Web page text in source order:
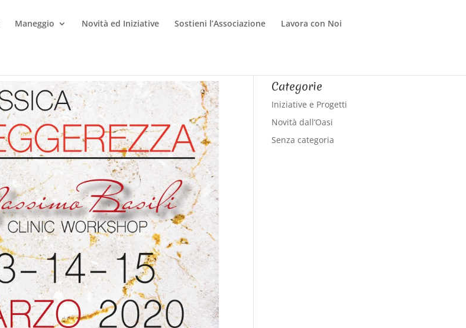
Maneggio Novità ed Iniziative Sostieni l’Associazione Lavora con Noi
Categorie
Iniziative e Progetti
Novità dall’Oasi
Senza categoria